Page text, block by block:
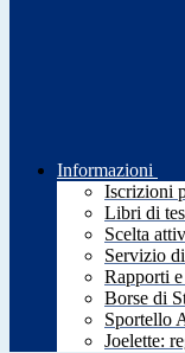
Informazioni
Iscrizioni
Libri di
Scelta
Servizio
Rapporti
Borse di
Sportello
Joelette: